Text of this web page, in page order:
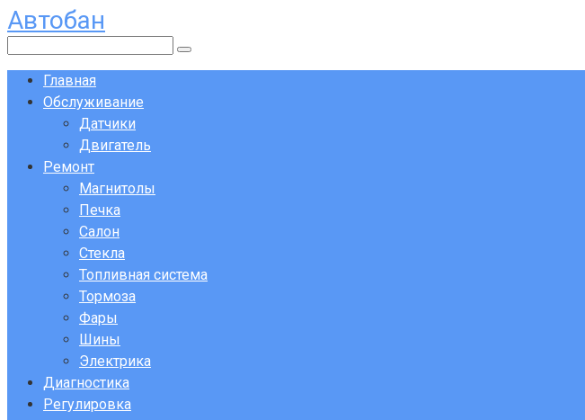
Перейти
к
контенту
Автобан
Главная
Обслуживание
Датчики
Двигатель
Ремонт
Магнитолы
Печка
Салон
Стекла
Топливная система
Тормоза
Фары
Шины
Электрика
Диагностика
Регулировка